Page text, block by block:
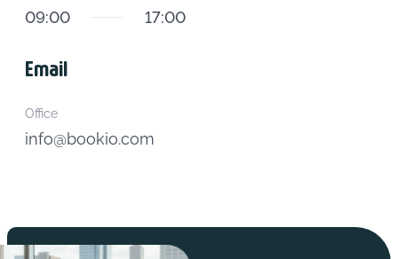
09:00 17:00
Email
Office
info@bookio.com